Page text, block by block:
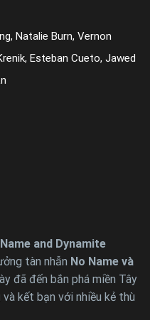
Natalie Burn, Vernon
Esteban Cueto, Jawed
and Dynamite
tàn nhẫn No Name và
đã đến bắn phá miền Tây
kết bạn với nhiều kẻ thù